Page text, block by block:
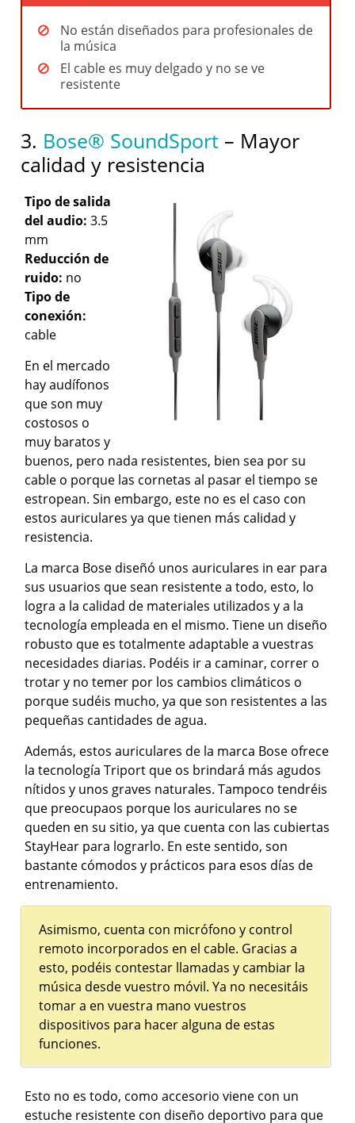
No están diseñados para profesionales de
la música
El cable es muy delgado y no se ve
resistente
3. Bose® SoundSport – Mayor
calidad y resistencia
Tipo de salida
del audio:3.5
mm
Reducción de
ruido: no
Tipo de
conexión:
cable
En el mercado
hay audífonos
que son muy
costosos o
muy baratos y
buenos, pero nada resistentes, bien sea por su
cable o porque las cornetas al pasar el tiempo se
estropean. Sin embargo, este no es el caso con
estos auriculares ya que tienen más calidad y
resistencia.
La marca Bose diseñó unos auriculares in ear para
sus usuarios que sean resistente a todo, esto, lo
logra a la calidad de materiales utilizados y a la
tecnología empleada en el mismo. Tiene un diseño
robusto que es totalmente adaptable a vuestras
necesidades diarias. Podéis ir a caminar, correr o
trotar y no temer por los cambios climáticos o
porque sudéis mucho, ya que son resistentes a las
pequeñas cantidades de agua.
Además, estos auriculares de la marca Bose ofrece
la tecnología Triport que os brindará más agudos
nítidos y unos graves naturales. Tampoco tendréis
que preocupaos porque los auriculares no se
queden en su sitio, ya que cuenta con las cubiertas
StayHear para lograrlo. En este sentido, son
bastante cómodos y prácticos para esos días de
entrenamiento.
Asimismo, cuenta con micrófono y control
remoto incorporados en el cable. Gracias a
esto, podéis contestar llamadas y cambiar la
música desde vuestro móvil. Ya no necesitáis
tomar a en vuestra mano vuestros
dispositivos para hacer alguna de estas
funciones.
Esto no es todo, como accesorio viene con un
estuche resistente con diseño deportivo para que